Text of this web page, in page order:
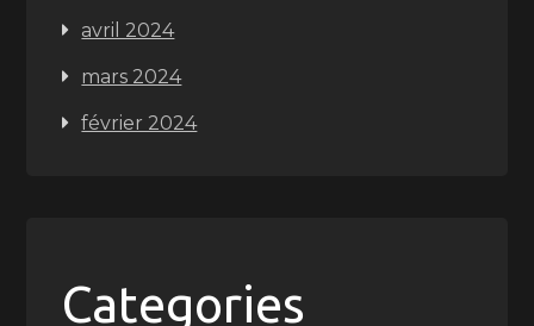
avril 2024
mars 2024
février 2024
Categories